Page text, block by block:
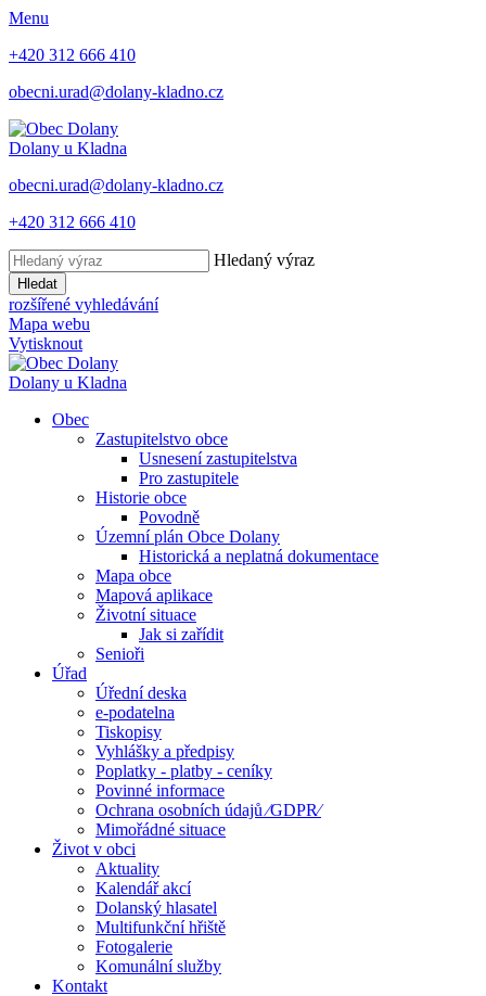
Menu
+420 312 666 410
obecni.urad@dolany-kladno.cz
Dolany u Kladna
obecni.urad@dolany-kladno.cz
+420 312 666 410
Hledaný výraz
Hledat
rozšířené vyhledávání
Mapa webu
Vytisknout
Dolany u Kladna
Obec
Zastupitelstvo obce
Usnesení zastupitelstva
Pro zastupitele
Historie obce
Povodně
Územní plán Obce Dolany
Historická a neplatná dokumentace
Mapa obce
Mapová aplikace
Životní situace
Jak si zařídit
Senioři
Úřad
Úřední deska
e-podatelna
Tiskopisy
Vyhlášky a předpisy
Poplatky - platby - ceníky
Povinné informace
Ochrana osobních údajů ⁄GDPR⁄
Mimořádné situace
Život v obci
Aktuality
Kalendář akcí
Dolanský hlasatel
Multifunkční hřiště
Fotogalerie
Komunální služby
Kontakt